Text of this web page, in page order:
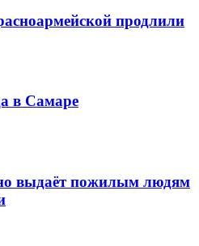
продлили
в Самаре
выдаёт пожилым людям